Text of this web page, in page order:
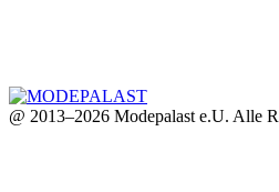
@ 2013–2026 Modepalast e.U. Alle